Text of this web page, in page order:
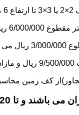
به قیمت های فوق اضافه می گردد.